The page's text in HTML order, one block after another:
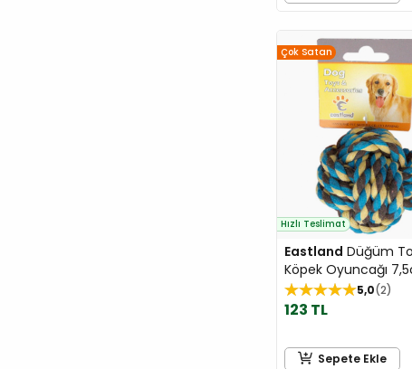
Çok Satan
Hızlı Teslimat
Eastland Düğüm
Köpek Oyuncağı
5,0 2
123 TL
Sepete Ekle